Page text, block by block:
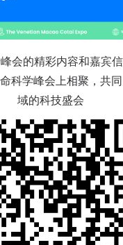
会的精彩内容和嘉宾
科学峰会上相聚，共
域的科技盛会